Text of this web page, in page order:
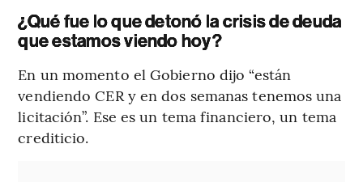
¿Qué fue lo que detonó la crisis de deuda
que estamos viendo hoy?
En un momento el Gobierno dijo “están
vendiendo CER y en dos semanas tenemos una
licitación”. Ese es un tema financiero, un tema
crediticio.